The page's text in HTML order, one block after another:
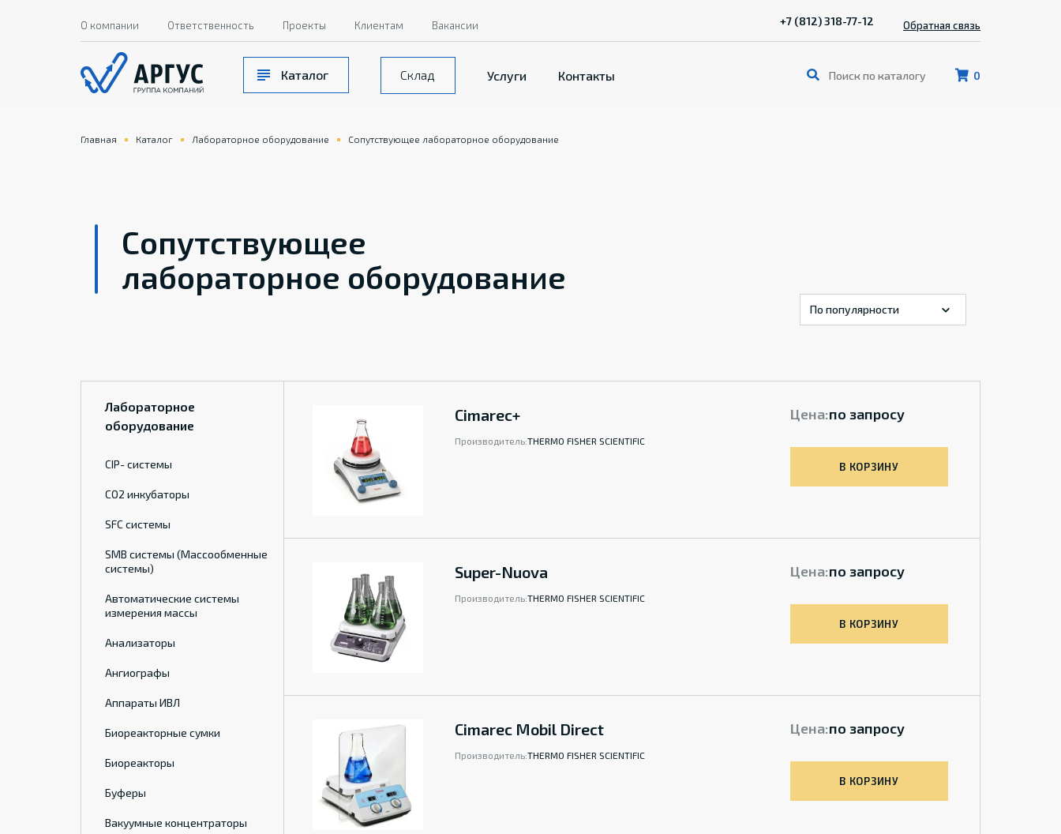
0
Каталог Склад Услуги Контакты
О компании Ответственность Проекты Клиентам Вакансии +7 (812) 318-77-12 Обратная связь
Главная Каталог Лабораторное оборудование Сопутствующее лабораторное оборудование
Сопутствующее
лабораторное оборудование
Лабораторное
оборудование
CIP- системы
CO2 инкубаторы
SFC системы
SMB системы (Массообменные
системы)
Автоматические системы
измерения массы
Анализаторы
Ангиографы
Аппараты ИВЛ
Биореакторные сумки
Биореакторы
Буферы
Вакуумные концентраторы
Cimarec+
Производитель:THERMO FISHER SCIENTIFIC
Цена:по запросу
В КОРЗИНУ
Super-Nuova
Производитель:THERMO FISHER SCIENTIFIC
Цена:по запросу
В КОРЗИНУ
Cimarec Mobil Direct
Производитель:THERMO FISHER SCIENTIFIC
Цена:по запросу
В КОРЗИНУ